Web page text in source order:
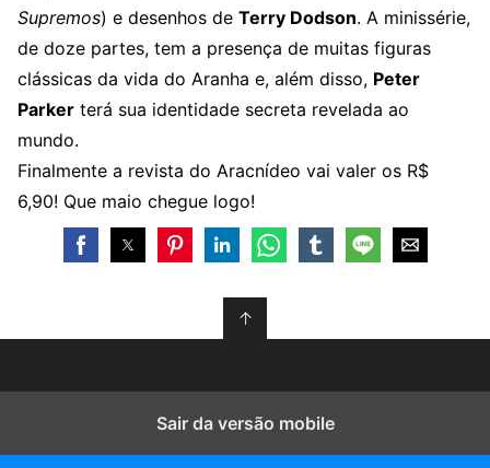
Supremos) e desenhos de Terry Dodson. A minissérie,
de doze partes, tem a presença de muitas figuras
clássicas da vida do Aranha e, além disso, Peter
Parker terá sua identidade secreta revelada ao
mundo.
Finalmente a revista do Aracnídeo vai valer os R$
6,90! Que maio chegue logo!
↑
Sair da versão mobile